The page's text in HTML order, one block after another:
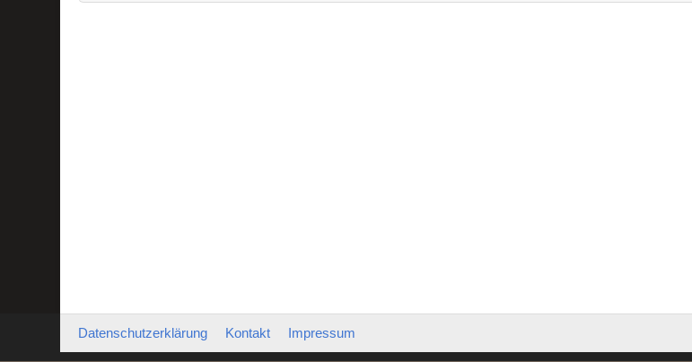
Datenschutzerklärung Kontakt Impressum